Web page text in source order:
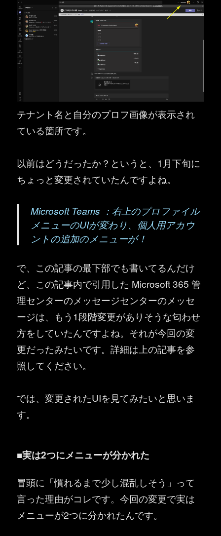
テナント名と自分のプロフ画像が表示され
ている箇所です。
以前はどうだったか？というと、1月下旬に
ちょっと変更されていたんですよね。
Microsoft Teams ：右上のプロファイル
メニューのUIが変わり、個人用アカウ
ントの追加のメニューが！
で、この記事の最下部でも書いてるんだけ
ど、この記事内で引用した Microsoft 365 管
理センターのメッセージセンターのメッセ
ージは、もう1段階変更がありそうな匂わせ
方をしていたんですよね。それが今回の変
更だったみたいです。詳細は上の記事を参
照してください。
では、変更されたUIを見てみたいと思いま
す。
■実は2つにメニューが分かれた
冒頭に「慣れるまで少し混乱しそう」って
言った理由がコレです。今回の変更で実は
メニューが2つに分かれたんです。